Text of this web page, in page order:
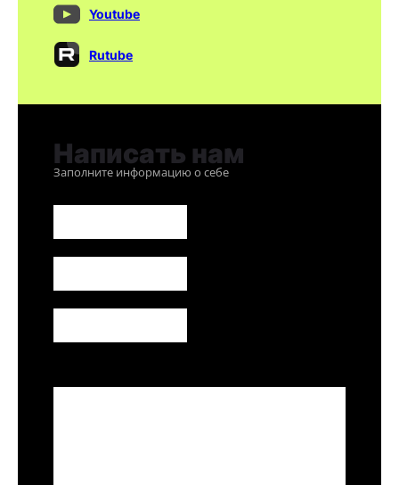
Youtube
Rutube
Написать нам
Заполните информацию о себе